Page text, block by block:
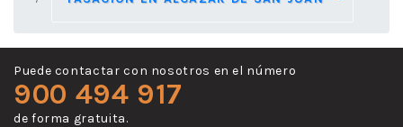
Puede contactar con nosotros en el número
900 494 917
de forma gratuita.